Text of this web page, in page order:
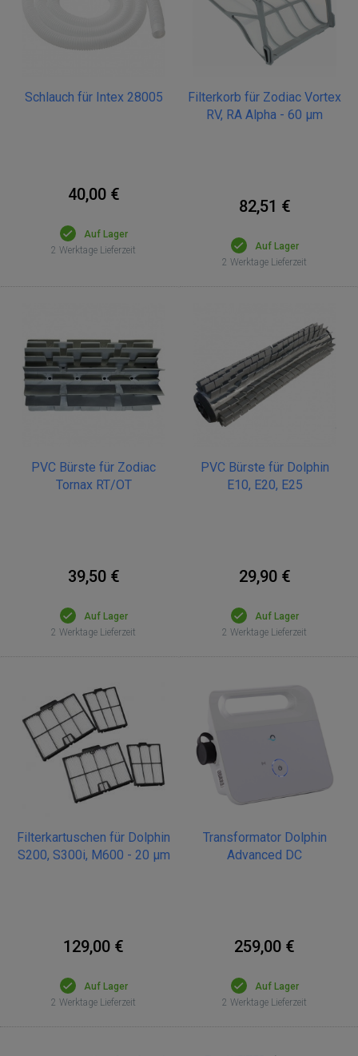
Schlauch für Intex 28005
40,00 €
Auf Lager
2 Werktage Lieferzeit
Filterkorb für Zodiac Vortex
RV, RA Alpha - 60 µm
82,51 €
Auf Lager
2 Werktage Lieferzeit
PVC Bürste für Zodiac
Tornax RT/OT
39,50 €
Auf Lager
2 Werktage Lieferzeit
PVC Bürste für Dolphin
E10, E20, E25
29,90 €
Auf Lager
2 Werktage Lieferzeit
Filterkartuschen für Dolphin
S200, S300i, M600 - 20 µm
129,00 €
Auf Lager
2 Werktage Lieferzeit
Transformator Dolphin
Advanced DC
259,00 €
Auf Lager
2 Werktage Lieferzeit